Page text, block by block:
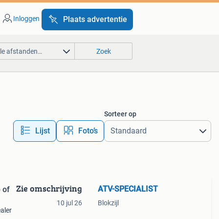
Inloggen Plaats advertentie
afstanden… Zoek
Lijst Foto’s
Sorteer op
of Zie omschrijving
10 jul 26
ATV-SPECIALIST
Blokzijl